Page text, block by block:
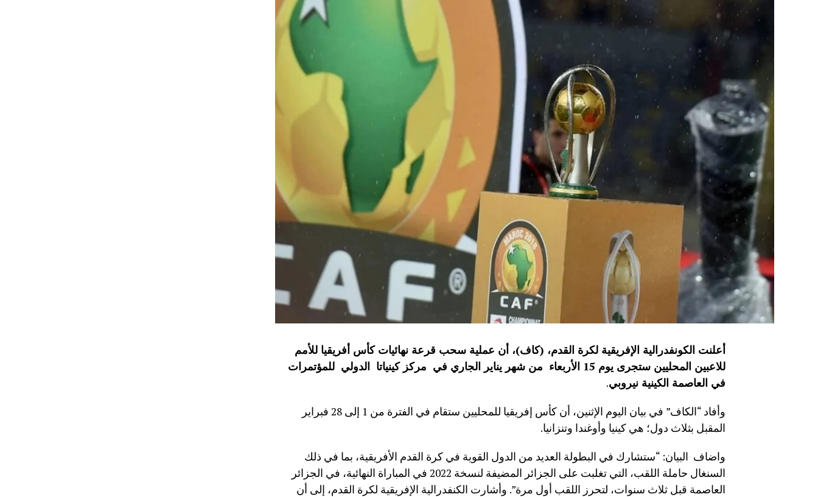
أعلنت الكونفدرالية الإفريقية لكرة القدم، (كاف)، أن عملية سحب قرعة نهائيات كأس أفريقيا للأمم
للاعبين المحليين ستجرى يوم 15 الأربعاء من شهر يناير الجاري في مركز كينياتا الدولي للمؤتمرات
في العاصمة الكينية نيروبي.
وأفاد “الكاف” في بيان اليوم الإثنين، أن كأس إفريقيا للمحليين ستقام في الفترة من 1 إلى 28 فبراير
المقبل بثلاث دول؛ هي كينيا وأوغندا وتنزانيا.
واضاف البيان: “ستشارك في البطولة العديد من الدول القوية في كرة القدم الأفريقية، بما في ذلك
السنغال حاملة اللقب، التي تغلبت على الجزائر المضيفة لنسخة 2022 في المباراة النهائية، في الجزائر
العاصمة قبل ثلاث سنوات، لتحرز اللقب أول مرة”. وأشارت الكنفدرالية الإفريقية لكرة القدم، إلى أن